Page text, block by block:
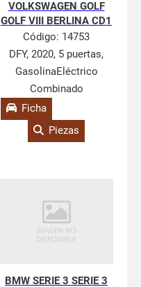
VOLKSWAGEN GOLF
GOLF VIII BERLINA CD1
Código: 14753
DFY, 2020, 5 puertas,
GasolinaEléctrico
Combinado
Ficha
Piezas
BMW SERIE 3 SERIE 3